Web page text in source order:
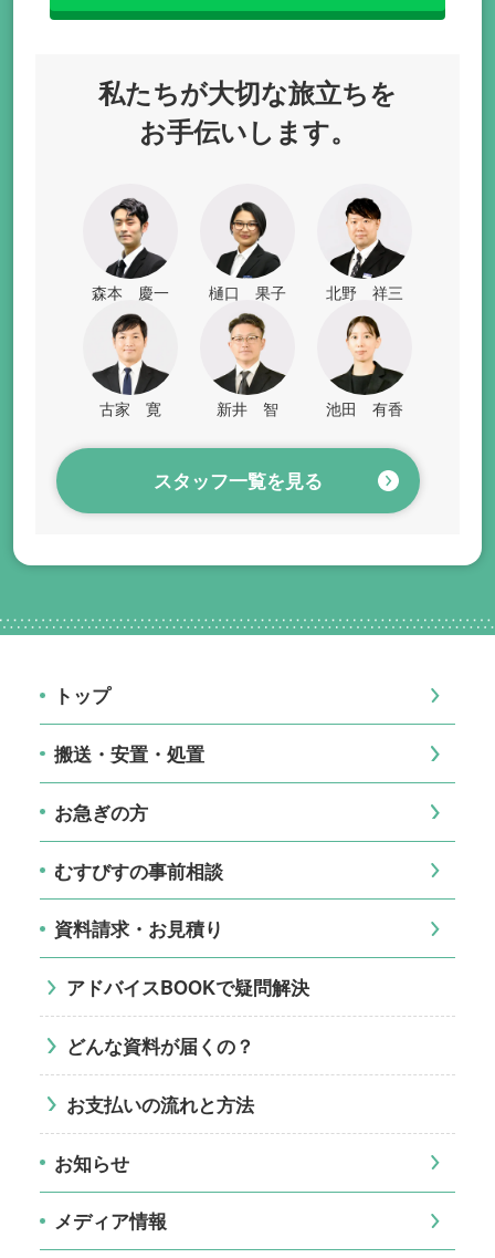
私たちが大切な旅立ちを
お手伝いします。
森本 慶一 樋口 果子 北野 祥三
古家 寛 新井 智 池田 有香
スタッフ一覧を見る
トップ
搬送・安置・処置
お急ぎの方
むすびすの事前相談
資料請求・お見積り
アドバイスBOOKで疑問解決
どんな資料が届くの？
お支払いの流れと方法
お知らせ
メディア情報